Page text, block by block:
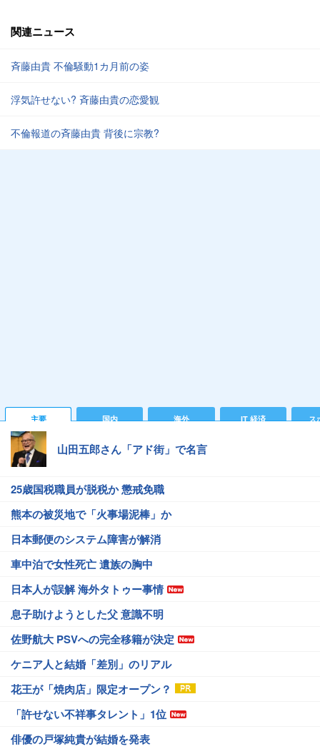
関連ニュース
斉藤由貴 不倫騒動1カ月前の姿
浮気許せない? 斉藤由貴の恋愛観
不倫報道の斉藤由貴 背後に宗教?
主要 国内 海外 IT 経済 ス
山田五郎さん「アド街」で名言
25歳国税職員が脱税か 懲戒免職
熊本の被災地で「火事場泥棒」か
日本郵便のシステム障害が解消
車中泊で女性死亡 遺族の胸中
日本人が誤解 海外タトゥー事情
息子助けようとした父 意識不明
佐野航大 PSVへの完全移籍が決定
ケニア人と結婚「差別」のリアル
花王が「焼肉店」限定オープン？
「許せない不祥事タレント」1位
俳優の戸塚純貴が結婚を発表